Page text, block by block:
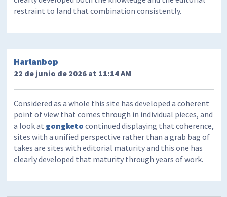
restraint to land that combination consistently.
Harlanbop
22 de junio de 2026 at 11:14 AM
Considered as a whole this site has developed a coherent
point of view that comes through in individual pieces, and
a look at gongketo continued displaying that coherence,
sites with a unified perspective rather than a grab bag of
takes are sites with editorial maturity and this one has
clearly developed that maturity through years of work.